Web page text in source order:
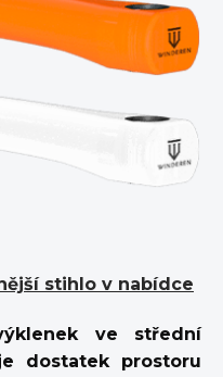
stihlo v nabídce
ve střední
dostatek prostoru